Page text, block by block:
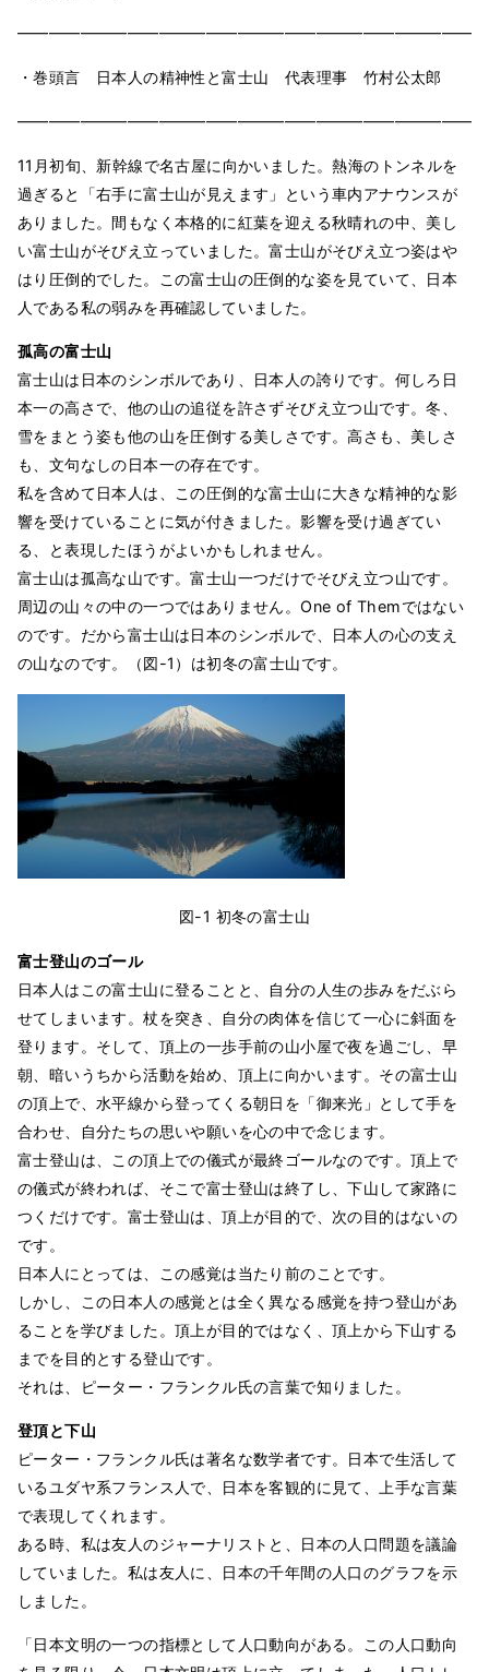
・巻頭言 日本人の精神性と富士山 代表理事 竹村公太郎
11月初旬、新幹線で名古屋に向かいました。熱海のトンネルを
過ぎると「右手に富士山が見えます」という車内アナウンスが
ありました。間もなく本格的に紅葉を迎える秋晴れの中、美し
い富士山がそびえ立っていました。富士山がそびえ立つ姿はや
はり圧倒的でした。この富士山の圧倒的な姿を見ていて、日本
人である私の弱みを再確認していました。
孤高の富士山
富士山は日本のシンボルであり、日本人の誇りです。何しろ日
本一の高さで、他の山の追従を許さずそびえ立つ山です。冬、
雪をまとう姿も他の山を圧倒する美しさです。高さも、美しさ
も、文句なしの日本一の存在です。
私を含めて日本人は、この圧倒的な富士山に大きな精神的な影
響を受けていることに気が付きました。影響を受け過ぎてい
る、と表現したほうがよいかもしれません。
富士山は孤高な山です。富士山一つだけでそびえ立つ山です。
周辺の山々の中の一つではありません。One of Themではない
のです。だから富士山は日本のシンボルで、日本人の心の支え
の山なのです。（図-1）は初冬の富士山です。
図-1 初冬の富士山
富士登山のゴール
日本人はこの富士山に登ることと、自分の人生の歩みをだぶら
せてしまいます。杖を突き、自分の肉体を信じて一心に斜面を
登ります。そして、頂上の一歩手前の山小屋で夜を過ごし、早
朝、暗いうちから活動を始め、頂上に向かいます。その富士山
の頂上で、水平線から登ってくる朝日を「御来光」として手を
合わせ、自分たちの思いや願いを心の中で念じます。
富士登山は、この頂上での儀式が最終ゴールなのです。頂上で
の儀式が終われば、そこで富士登山は終了し、下山して家路に
つくだけです。富士登山は、頂上が目的で、次の目的はないの
です。
日本人にとっては、この感覚は当たり前のことです。
しかし、この日本人の感覚とは全く異なる感覚を持つ登山があ
ることを学びました。頂上が目的ではなく、頂上から下山する
までを目的とする登山です。
それは、ピーター・フランクル氏の言葉で知りました。
登頂と下山
ピーター・フランクル氏は著名な数学者です。日本で生活して
いるユダヤ系フランス人で、日本を客観的に見て、上手な言葉
で表現してくれます。
ある時、私は友人のジャーナリストと、日本の人口問題を議論
していました。私は友人に、日本の千年間の人口のグラフを示
しました。
「日本文明の一つの指標として人口動向がある。この人口動向